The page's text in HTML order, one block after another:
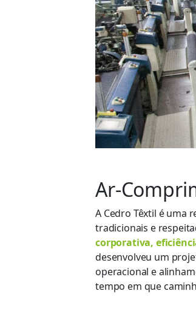
Ar-
A Cedro Têxtil é uma
tradicionais e
corporativa,
desenvolveu um
operacional e
tempo em que